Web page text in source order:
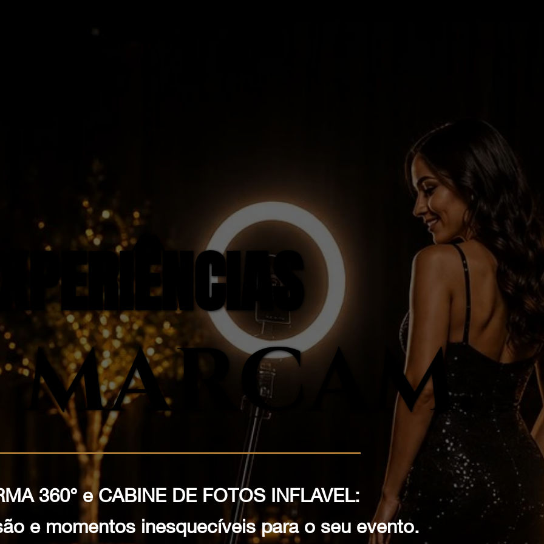
EXPERIÊNCIAS
EXPERIÊNCIAS
360° e CABINE DE FOTOS INFLAVEL:
e momentos inesquecíveis para o seu evento.
MARCAM.
MARCAM.